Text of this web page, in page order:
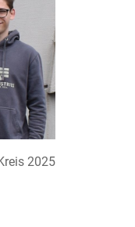
2025